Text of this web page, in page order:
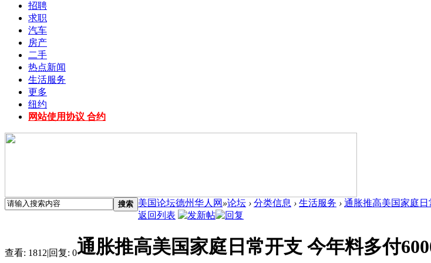
招聘
求职
汽车
房产
二手
热点新闻
生活服务
更多
纽约
网站使用协议 合约
搜索 美国论坛德州华人网 »论坛 › 分类信息 › 生活服务 › 通胀推高美国家庭日
返回列表
查看: 1812|回复: 0通胀推高美国家庭日常开支 今年料多付